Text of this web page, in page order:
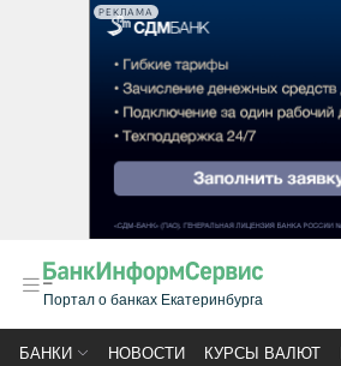
РЕКЛАМА
Портал о банках Екатеринбурга
БАНКИ НОВОСТИ КУРСЫ ВАЛЮТ